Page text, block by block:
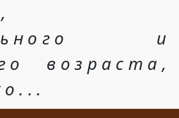
и
возраста,